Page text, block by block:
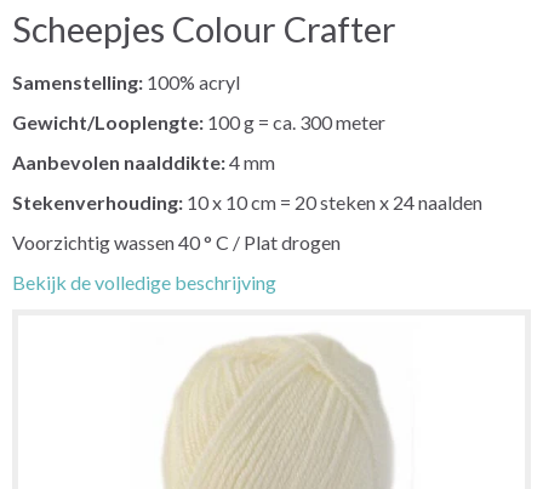
Scheepjes Colour Crafter
Samenstelling: 100% acryl
Gewicht/Looplengte: 100 g = ca. 300 meter
Aanbevolen naalddikte:4 mm
Stekenverhouding: 10 x 10 cm = 20 steken x 24 naalden
Voorzichtig wassen 40 ° C / Plat drogen
Bekijk de volledige beschrijving